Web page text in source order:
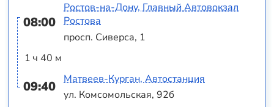
08:00
1 ч 40 м
09:40
Ростов-на-Дону, Главный Автовокзал
Ростова
просп. Сиверса, 1
Матвеев-Курган, Автостанция
ул. Комсомольская, 92б